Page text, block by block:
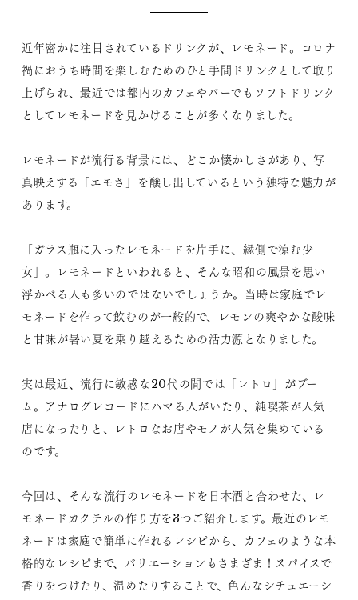
近年密かに注目されているドリンクが、レモネード。コロナ
禍におうち時間を楽しむためのひと手間ドリンクとして取り
上げられ、最近では都内のカフェやバーでもソフトドリンク
としてレモネードを見かけることが多くなりました。
レモネードが流行る背景には、どこか懐かしさがあり、写
真映えする「エモさ」を醸し出しているという独特な魅力が
あります。
「ガラス瓶に入ったレモネードを片手に、縁側で涼む少
女」。レモネードといわれると、そんな昭和の風景を思い
浮かべる人も多いのではないでしょうか。当時は家庭でレ
モネードを作って飲むのが一般的で、レモンの爽やかな酸味
と甘味が暑い夏を乗り越えるための活力源となりました。
実は最近、流行に敏感な20代の間では「レトロ」がブー
ム。アナログレコードにハマる人がいたり、純喫茶が人気
店になったりと、レトロなお店やモノが人気を集めている
のです。
今回は、そんな流行のレモネードを日本酒と合わせた、レ
モネードカクテルの作り方を3つご紹介します。最近のレモ
ネードは家庭で簡単に作れるレシピから、カフェのような本
格的なレシピまで、バリエーションもさまざま！スパイスで
香りをつけたり、温めたりすることで、色んなシチュエーシ